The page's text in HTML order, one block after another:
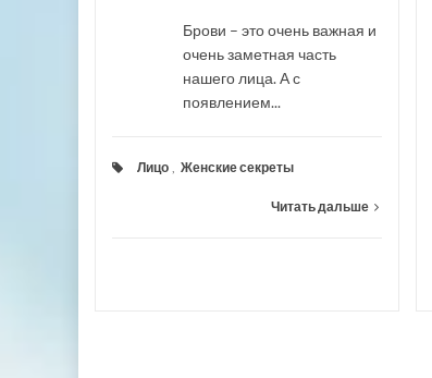
Брови – это очень важная и
очень заметная часть
нашего лица. А с
появлением...
Лицо Женские секреты
Читать дальше